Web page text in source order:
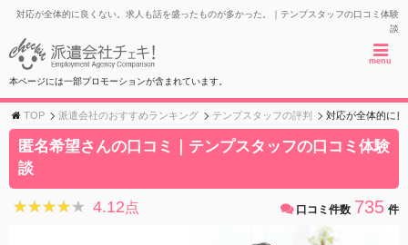
対応が全体的に良くない。求人も話を盛ったものが多かった。｜テンプスタッフの口コミ体験
談
menu
本ページには一部プロモーションが含まれています。
TOP 派遣会社のおすすめランキング テンプスタッフの評判 対応が全体的に
匿名希望さんの口コミ｜テンプスタッフの口コミ体験
談
★★★★★
★★★★★ 4.12点 口コミ件数 735 件